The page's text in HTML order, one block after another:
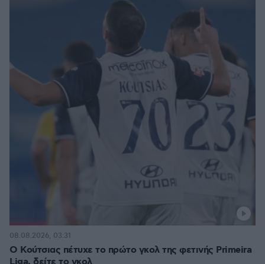
Ο Κούτσιας πέτυχε το πρώτο γκολ της φετινής Primeira
08.08.2026, 03:31